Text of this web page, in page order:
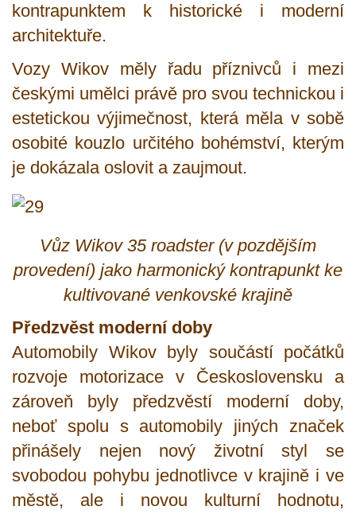
kontrapunktem k historické i moderní
architektuře.
Vozy Wikov měly řadu příznivců i mezi
českými umělci právě pro svou technickou i
estetickou výjimečnost, která měla v sobě
osobité kouzlo určitého bohémství, kterým
je dokázala oslovit a zaujmout.
Vůz Wikov 35 roadster (v pozdějším
provedení) jako harmonický kontrapunkt ke
kultivované venkovské krajině
Předzvěst moderní doby
Automobily Wikov byly součástí počátků
rozvoje motorizace v Československu a
zároveň byly předzvěstí moderní doby,
neboť spolu s automobily jiných značek
přinášely nejen nový životní styl se
svobodou pohybu jednotlivce v krajině i ve
městě, ale i novou kulturní hodnotu,